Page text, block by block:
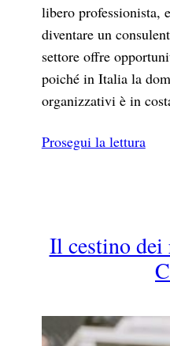
libero professionista,
diventare un
settore offre
poiché in Italia la
organizzativi è in
Prosegui la lettura
Il cestino